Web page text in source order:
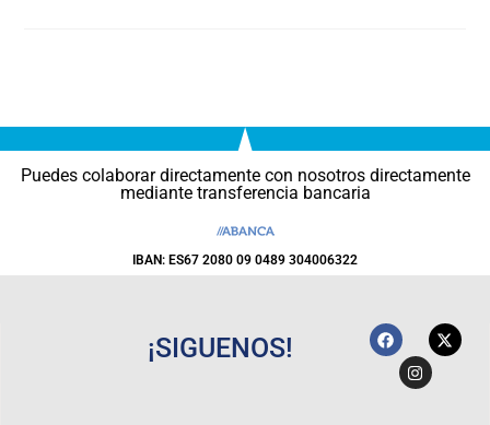
Puedes colaborar directamente con nosotros directamente
mediante transferencia bancaria
IBAN: ES67 2080 09 0489 304006322
¡SIGUENOS!